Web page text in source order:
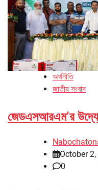
অর্থনীতি
জাতীয় সংবাদ
জেডএসআরএম’র
October
0